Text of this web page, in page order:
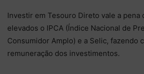
Investir em Tesouro Direto vale a pena
elevados o IPCA (Índice Nacional de
Consumidor Amplo) e a Selic, fazendo
remuneração dos investimentos.